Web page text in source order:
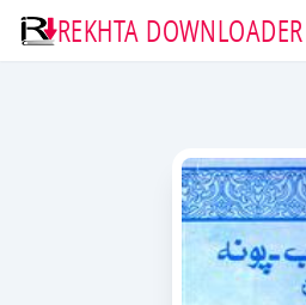
REKHTA DOWNLOADER